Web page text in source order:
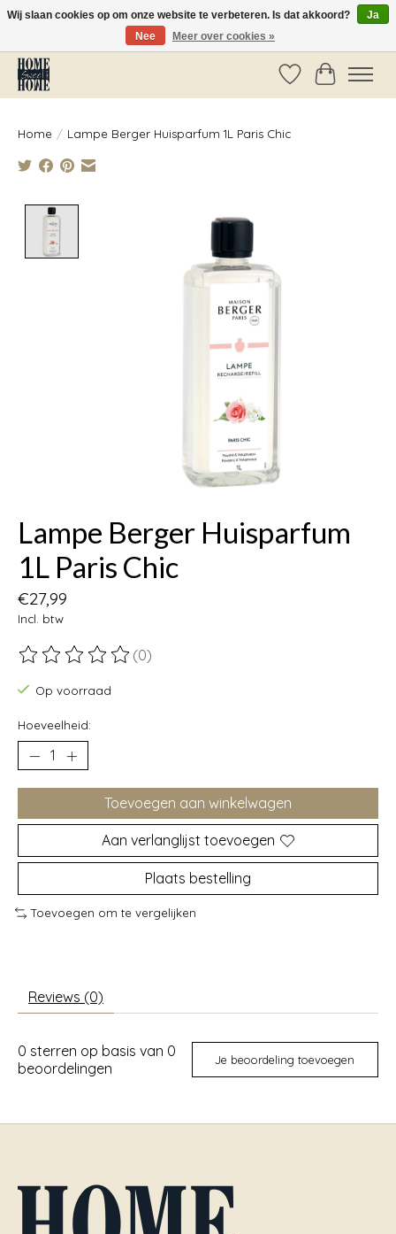
Vóór 14:00 besteld, dezelfde dag verzonden!
Verlanglijst
Home / Lampe Berger Huisparfum 1L Paris Chic
Product image slideshow Items
Lampe Berger Huisparfum
1L Paris Chic
€27,99
Incl. btw
De beoordeling van dit product is
(0)
Op voorraad
Hoeveelheid:
Toevoegen aan winkelwagen
Aan verlanglijst toevoegen
Plaats bestelling
Toevoegen om te vergelijken
Reviews (0)
0 sterren op basis van 0
beoordelingen
Je beoordeling toevoegen
Wij slaan cookies op om onze website te verbeteren. Is dat akkoord?
Ja
Nee
Meer over cookies »